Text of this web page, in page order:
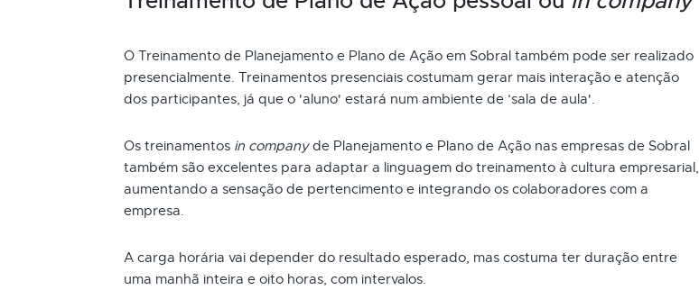
O Treinamento de Planejamento e Plano de Ação em Sobral também pode ser realizado
presencialmente. Treinamentos presenciais costumam gerar mais interação e atenção
dos participantes, já que o 'aluno' estará num ambiente de ‘sala de aula'.
Os treinamentos in companyde Planejamento e Plano de Ação nas empresas de Sobral
também são excelentes para adaptar a linguagem do treinamento à cultura empresarial,
aumentando a sensação de pertencimento e integrando os colaboradores com a
empresa.
A carga horária vai depender do resultado esperado, mas costuma ter duração entre
uma manhã inteira e oito horas, com intervalos.